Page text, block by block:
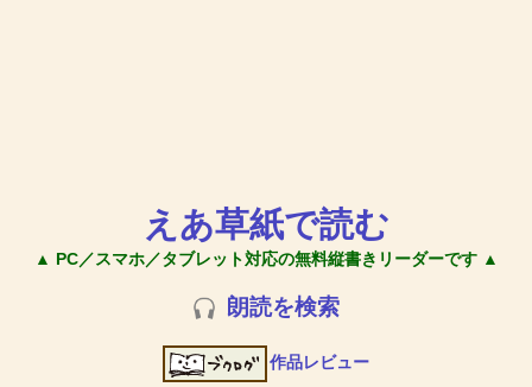
えあ草紙で読む
▲ PC／スマホ／タブレット対応の無料縦書きリーダーです ▲
朗読を検索
作品レビュー